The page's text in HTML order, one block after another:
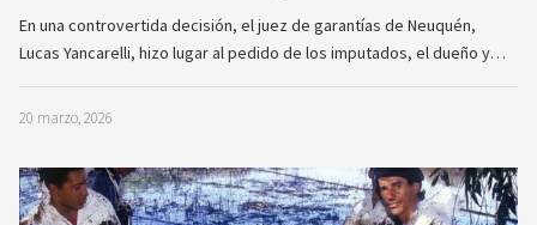
En una controvertida decisión, el juez de garantías de Neuquén,
Lucas Yancarelli, hizo lugar al pedido de los imputados, el dueño y…
20 marzo, 2026